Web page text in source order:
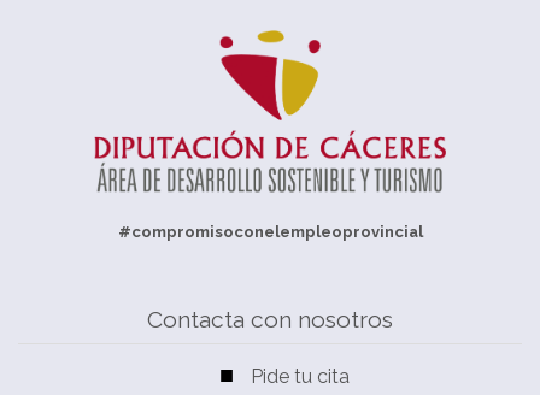
#compromisoconelempleoprovincial
Contacta con nosotros
Pide tu cita